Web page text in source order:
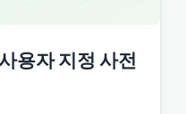
용자 지정 사전